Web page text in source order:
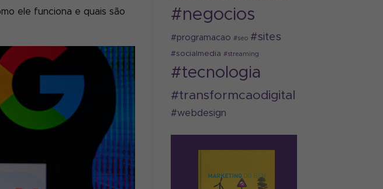
ele funciona e quais são
#negocios
#programacao #seo #sites
#socialmedia #streaming
#tecnologia
#transformcaodigital
#webdesign